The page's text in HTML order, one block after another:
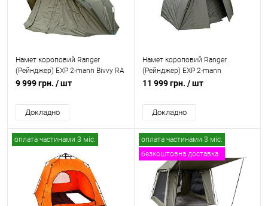
Намет короповий Ranger
(Рейнджер) EXP 2-mann Bivvy RA
6617
9 999 грн. / шт
Докладно
Намет короповий Ranger
(Рейнджер) EXP 2-mann
Bivvy+зимове покриття, RA
11 999 грн. / шт
Докладно
оплата частинами 3 міс.
оплата частинами 3 міс.
безкоштовна доставка
Новинка